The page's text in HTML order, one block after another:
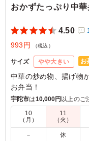
おかずたっぷり中華
4.50
993円 （税込）
サイズ やや大きい お
中華の炒め物、揚げ物
お弁当！
特製炒飯も自慢の一品
4.0 シュウキ
えび天が数も多く
宇陀市は10,000円以上のご
10
（月）
11
（火）
－ 休